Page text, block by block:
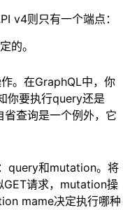
v4则只有一个端点：
的。
。在GraphQL中，你
你要执行query还是
查询是一个例外，它
query和mutation。将
GET请求，mutation操
mame决定执行哪种